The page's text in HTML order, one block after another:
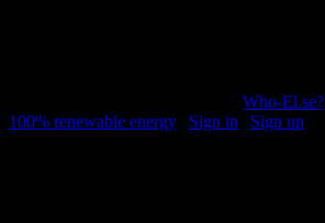
Who-El.se?
100% renewable energy
Sign in Sign up